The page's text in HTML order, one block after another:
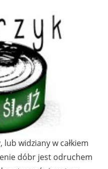
widziany w całkiem
dóbr jest odruchem